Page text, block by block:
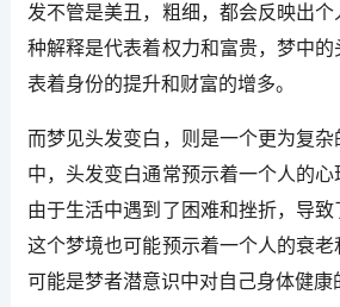
发不管是美丑，粗细，都会反映出
种解释是代表着权力和富贵，梦中
表着身份的提升和财富的增多。
而梦见头发变白，则是一个更为复
中，头发变白通常预示着一个人的
由于生活中遇到了困难和挫折，导致
这个梦境也可能预示着一个人的衰老
可能是梦者潜意识中对自己身体健康